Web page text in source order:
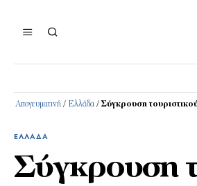
Απογευματινή / Ελλάδα / Σύγκρουση
ΕΛΛΆΔΑ
Σύγκρουση